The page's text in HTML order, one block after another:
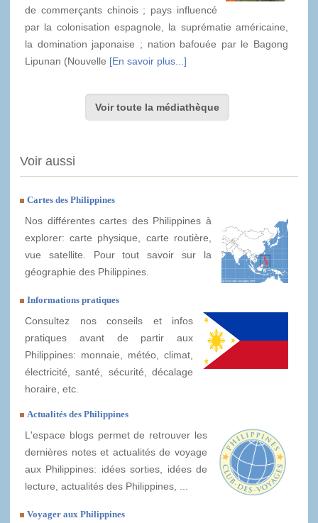
de commerçants chinois ; pays influencé
par la colonisation espagnole, la suprématie américaine,
la domination japonaise ; nation bafouée par le Bagong
Lipunan (Nouvelle [En savoir plus...]
Voir toute la médiathèque
Voir aussi
Cartes des Philippines
Nos différentes cartes des Philippines à
explorer: carte physique, carte routière,
vue satellite. Pour tout savoir sur la
géographie des Philippines.
Informations pratiques
Consultez nos conseils et infos
pratiques avant de partir aux
Philippines: monnaie, météo, climat,
électricité, santé, sécurité, décalage
horaire, etc.
Actualités des Philippines
L'espace blogs permet de retrouver les
dernières notes et actualités de voyage
aux Philippines: idées sorties, idées de
lecture, actualités des Philippines, ...
Voyager aux Philippines